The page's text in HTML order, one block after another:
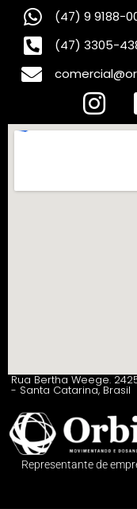
(47) 9 9188-
(47) 3305-
Rua Bertha Weege.
- Santa Catarina, Brasil
Representante de